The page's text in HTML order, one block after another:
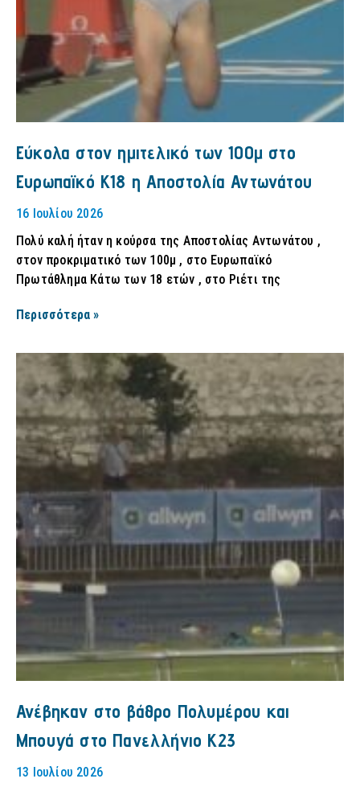
Εύκολα στον ημιτελικό των 100μ στο
Ευρωπαϊκό Κ18 η Αποστολία Αντωνάτου
16 Ιουλίου 2026
Πολύ καλή ήταν η κούρσα της Αποστολίας Αντωνάτου ,
στον προκριματικό των 100μ , στο Ευρωπαϊκό
Πρωτάθλημα Κάτω των 18 ετών , στο Ριέτι της
Περισσότερα »
Ανέβηκαν στο βάθρο Πολυμέρου και
Μπουγά στο Πανελλήνιο Κ23
13 Ιουλίου 2026